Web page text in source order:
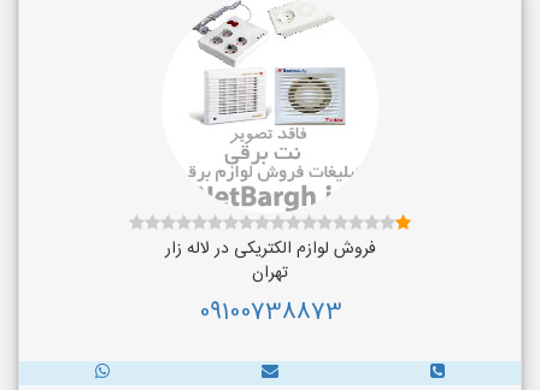
فروش لوازم الکتریکی در لاله زار
تهران
09100738873